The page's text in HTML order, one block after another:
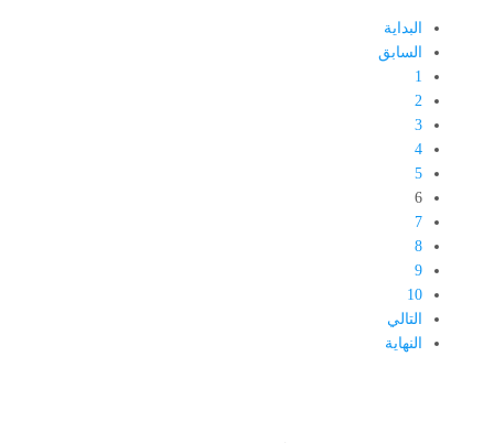
البداية
السابق
1
2
3
4
5
6
7
8
9
10
التالي
النهاية